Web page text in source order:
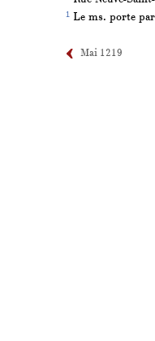
1Le ms. porte par
Mai 1219